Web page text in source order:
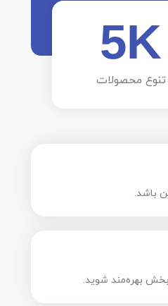
تنوع محصولات
K
5
باشد.
بهره‌مند شوید.